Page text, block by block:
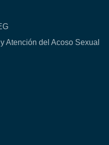
Atención del Acoso Sexual